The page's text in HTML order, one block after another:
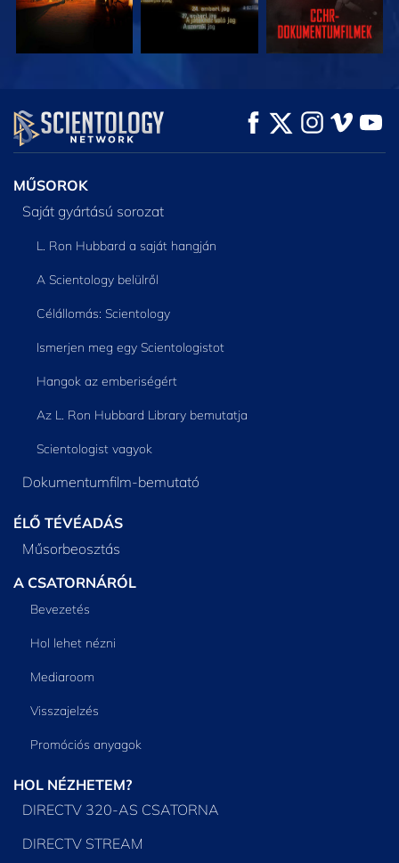
MŰSORNÉZÉS MŰSORNÉZÉS
A SOROZAT
RÉSZEI
MŰSOROK
Saját gyártású sorozat
L. Ron Hubbard a saját hangján
A Scientology belülről
Célállomás: Scientology
Ismerjen meg egy Scientologistot
Hangok az emberiségért
Az L. Ron Hubbard Library bemutatja
Scientologist vagyok
Dokumentumfilm-bemutató
ÉLŐ TÉVÉADÁS
Műsorbeosztás
A CSATORNÁRÓL
Bevezetés
Hol lehet nézni
Mediaroom
Visszajelzés
Promóciós anyagok
HOL NÉZHETEM?
DIRECTV 320-AS CSATORNA
DIRECTV STREAM